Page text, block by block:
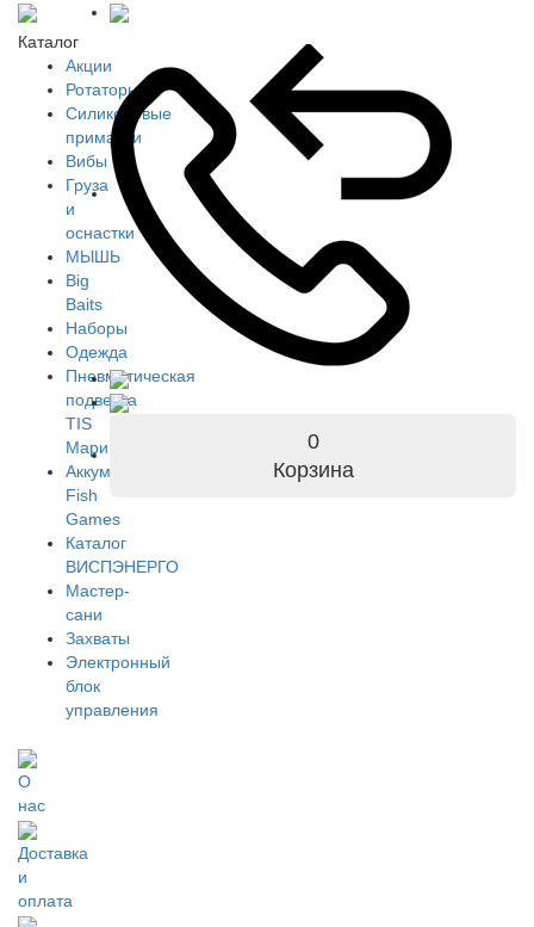
Каталог
Акции
Ротаторы
Силиконовые
приманки
Вибы
Груза
и
оснастки
МЫШЬ
Big
Baits
Наборы
Одежда
Пневматическая
подвеска
TIS
Марин
Аккумуляторы
Fish
Games
Каталог
ВИСПЭНЕРГО
Мастер-
сани
Захваты
Электронный
блок
управления
О
нас
Доставка
и
оплата
0
Корзина